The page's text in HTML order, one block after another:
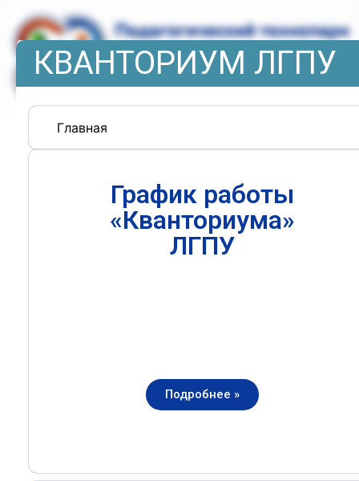
КВАНТОРИУМ ЛГПУ
Главная
График работы
«Кванториума»
ЛГПУ
Подробнее »